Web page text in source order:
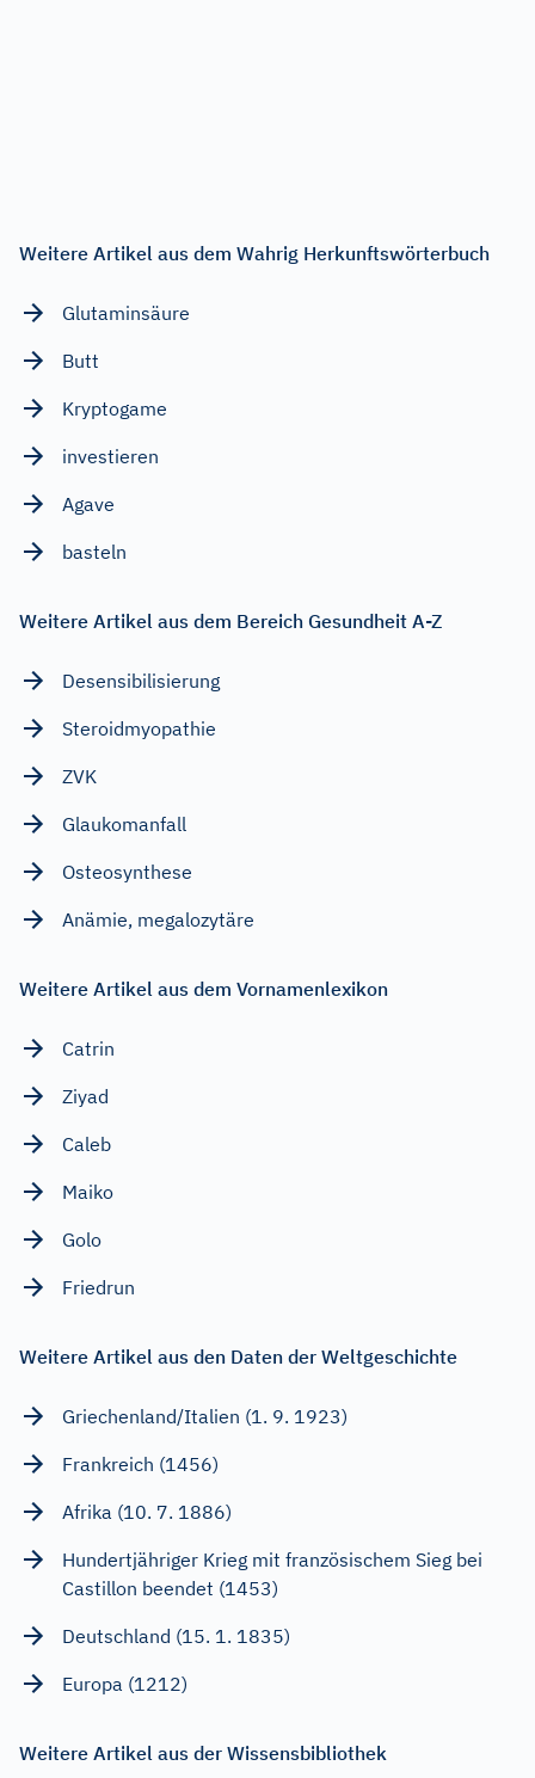
Weitere Artikel aus dem Wahrig Herkunftswörterbuch
Glutaminsäure
Butt
Kryptogame
investieren
Agave
basteln
Weitere Artikel aus dem Bereich Gesundheit A-Z
Desensibilisierung
Steroidmyopathie
ZVK
Glaukomanfall
Osteosynthese
Anämie, megalozytäre
Weitere Artikel aus dem Vornamenlexikon
Catrin
Ziyad
Caleb
Maiko
Golo
Friedrun
Weitere Artikel aus den Daten der Weltgeschichte
Griechenland/Italien (1. 9. 1923)
Frankreich (1456)
Afrika (10. 7. 1886)
Hundertjähriger Krieg mit französischem Sieg bei
Castillon beendet (1453)
Deutschland (15. 1. 1835)
Europa (1212)
Weitere Artikel aus der Wissensbibliothek